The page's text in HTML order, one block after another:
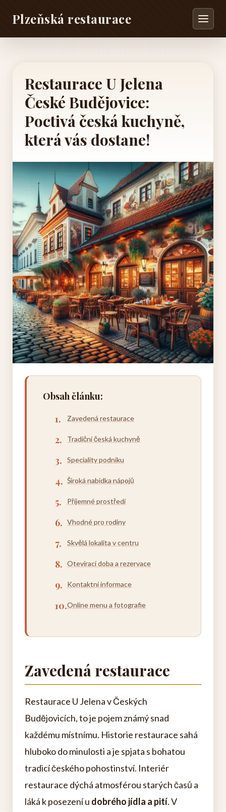
Plzeňská restaurace
Restaurace U Jelena
České Budějovice:
Poctivá česká kuchyně,
která vás dostane!
Obsah článku:
Zavedená restaurace
Tradiční česká kuchyně
Speciality podniku
Široká nabídka nápojů
Příjemné prostředí
Vhodné pro rodiny
Skvělá lokalita v centru
Otevírací doba a rezervace
Kontaktní informace
Online menu a fotografie
Zavedená restaurace
Restaurace U Jelena v Českých
Budějovicích, to je pojem známý snad
každému místnímu. Historie restaurace sahá
hluboko do minulosti a je spjata s bohatou
tradicí českého pohostinství. Interiér
restaurace dýchá atmosférou starých časů a
láká k posezení u dobrého jídla a pití. V